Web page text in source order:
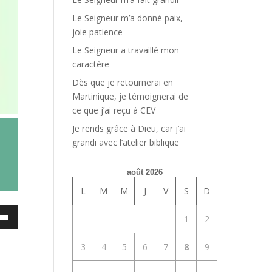
Le Seigneur m’a donné paix,
joie patience
Le Seigneur a travaillé mon
caractère
Dès que je retournerai en
Martinique, je témoignerai de
ce que j’ai reçu à CEV
Je rends grâce à Dieu, car j’ai
grandi avec l’atelier biblique
août 2026
L M M J V S D
1 2
3 4 5 6 7 8 9